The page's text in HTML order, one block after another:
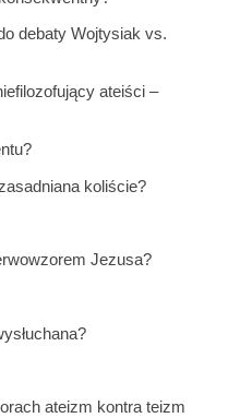
debaty Wojtysiak vs.
ateiści –
koliście?
Jezusa?
ateizm kontra teizm